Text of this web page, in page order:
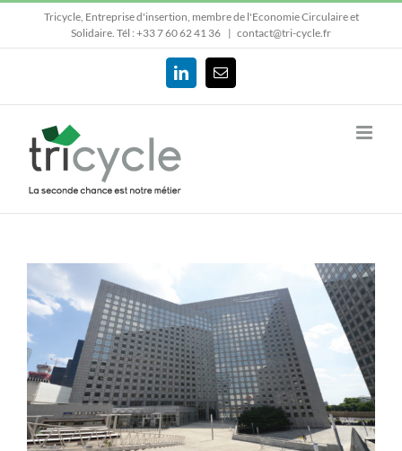
contenu
Tricycle, Entreprise d'insertion, membre de l'Economie Circulaire et
Solidaire. Tél : +33 7 60 62 41 36 | contact@tri-cycle.fr
LinkedInEmail